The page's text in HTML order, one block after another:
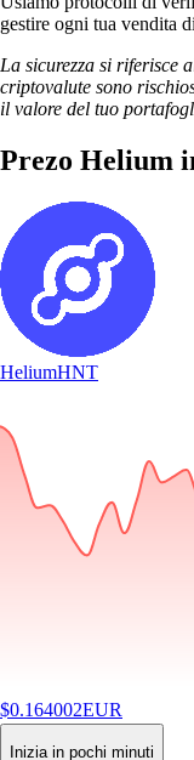
gestire ogni tua vendita
La sicurezza si riferisce
criptovalute sono
il valore del tuo
Prezo Helium
HeliumHNT
$0.164002EUR
-7.28%24H
Buy
Inizia in pochi minuti